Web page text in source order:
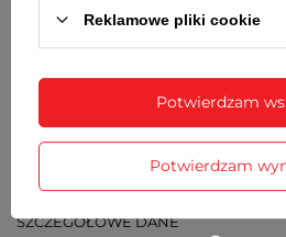
ŚREDNICA SZKIEŁKA
34 mm
SZEROKOŚĆ PASKA PRZY
WAGA
SZCZEGÓŁOWE DANE
Reklamowe pliki cookie
Potwierdzam
Potwierdzam